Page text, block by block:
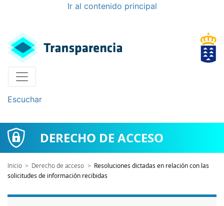
Ir al contenido principal
Escuchar
DERECHO DE ACCESO
Inicio > Derecho de acceso > Resoluciones dictadas en relación con las
solicitudes de información recibidas